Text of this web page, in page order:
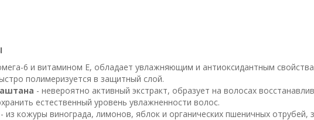
6 и витамином Е, обладает увлажняющим и антиоксидантным
полимеризуется в защитный слой.
- невероятно активный экстракт, образует на волосах
естественный уровень увлажненности волос.
- из кожуры винограда, лимонов, яблок и органических пшеничных